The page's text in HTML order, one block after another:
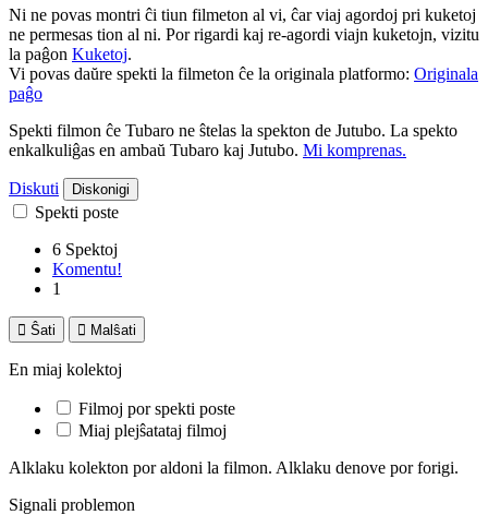
Ni ne povas montri ĉi tiun filmeton al vi, ĉar viaj agordoj pri kuketoj
ne permesas tion al ni. Por rigardi kaj re-agordi viajn kuketojn, vizitu
la paĝon Kuketoj.
Vi povas daŭre spekti la filmeton ĉe la originala platformo: Originala
paĝo
Spekti filmon ĉe Tubaro ne ŝtelas la spekton de Jutubo. La spekto
enkalkuliĝas en ambaŭ Tubaro kaj Jutubo. Mi komprenas.
Diskuti Diskonigi
Spekti poste
6 Spektoj
Komentu!
1
 Ŝati  Malŝati
En miaj kolektoj
Filmoj por spekti poste
Miaj plejŝatataj filmoj
Alklaku kolekton por aldoni la filmon. Alklaku denove por forigi.
Signali problemon